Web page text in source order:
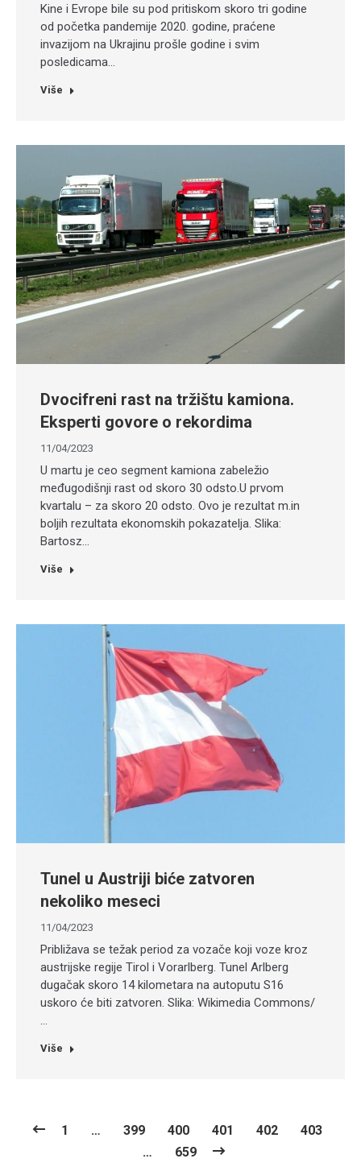
Kine i Evrope bile su pod pritiskom skoro tri godine
od početka pandemije 2020. godine, praćene
invazijom na Ukrajinu prošle godine i svim
posledicama…
Više
Dvocifreni rast na tržištu kamiona.
Eksperti govore o rekordima
11/04/2023
U martu je ceo segment kamiona zabeležio
međugodišnji rast od skoro 30 odsto.U prvom
kvartalu – za skoro 20 odsto. Ovo je rezultat m.in
boljih rezultata ekonomskih pokazatelja. Slika:
Bartosz…
Više
Tunel u Austriji biće zatvoren
nekoliko meseci
11/04/2023
Približava se težak period za vozače koji voze kroz
austrijske regije Tirol i Vorarlberg. Tunel Arlberg
dugačak skoro 14 kilometara na autoputu S16
uskoro će biti zatvoren. Slika: Wikimedia Commons/
…
Više
1 … 399 400 401 402
403
…
659